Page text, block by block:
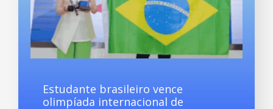
Estudante brasileiro vence
olimpíada internacional de